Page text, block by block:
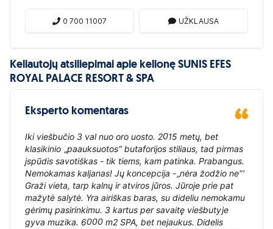
0 700 11007 UŽKLAUSA
Keliautojų atsiliepimai apie kelionę SUNIS EFES
ROYAL PALACE RESORT & SPA
Eksperto komentaras
Iki viešbučio 3 val nuo oro uosto. 2015 metų, bet
klasikinio „paauksuotos” butaforijos stiliaus, tad pirmas
įspūdis savotiškas - tik tiems, kam patinka. Prabangus.
Nemokamas kaljanas! Jų koncepcija -„nėra žodžio ne”'
Graži vieta, tarp kalnų ir atviros jūros. Jūroje prie pat
mažytė salytė. Yra airiškas baras, su dideliu nemokamu
gėrimų pasirinkimu. 3 kartus per savaitę viešbutyje
gyva muzika. 6000 m2 SPA, bet nejaukus. Didelis